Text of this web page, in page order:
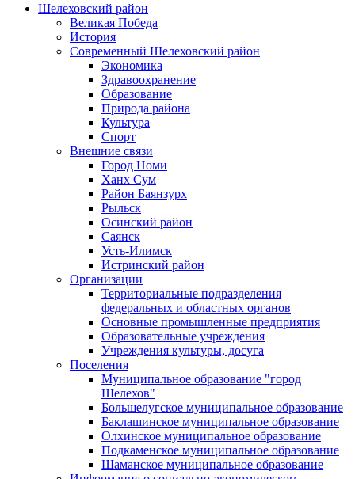
Шелеховский район
Великая Победа
История
Современный Шелеховский район
Экономика
Здравоохранение
Образование
Природа района
Культура
Спорт
Внешние связи
Город Номи
Ханх Сум
Район Баянзурх
Рыльск
Осинский район
Саянск
Усть-Илимск
Истринский район
Организации
Территориальные подразделения
федеральных и областных органов
Основные промышленные предприятия
Образовательные учреждения
Учреждения культуры, досуга
Поселения
Муниципальное образование "город
Шелехов"
Большелугское муниципальное образование
Баклашинское муниципальное образование
Олхинское муниципальное образование
Подкаменское муниципальное образование
Шаманское муниципальное образование